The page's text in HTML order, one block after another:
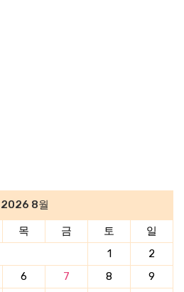
2026 8월
목 금 토
일
1
2
6 7 8
9